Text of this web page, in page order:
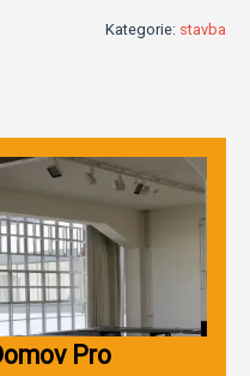
Kategorie: stavba
Pro